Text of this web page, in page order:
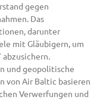
gegen
Das
darunter
mit Gläubigern, um
und geopolitische
von Air Baltic basieren
Verwerfungen und